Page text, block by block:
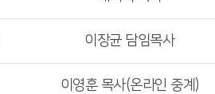
이장균 담임목사
이영훈 목사(온라인 중계)